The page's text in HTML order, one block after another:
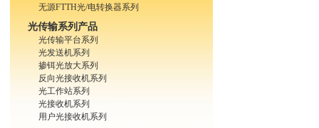
无源FTTH光/电转换器系列
光传输系列产品
光传输平台系列
光发送机系列
掺铒光放大系列
反向光接收机系列
光工作站系列
光接收机系列
用户光接收机系列